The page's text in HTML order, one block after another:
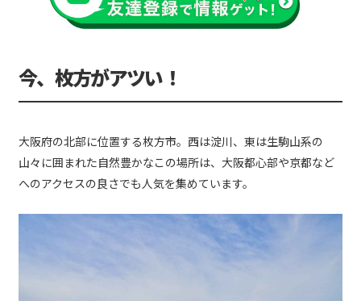
今、枚方がアツい！
大阪府の北部に位置する枚方市。西は淀川、東は生駒山系の
山々に囲まれた自然豊かなこの場所は、大阪都心部や京都など
へのアクセスの良さでも人気を集めています。